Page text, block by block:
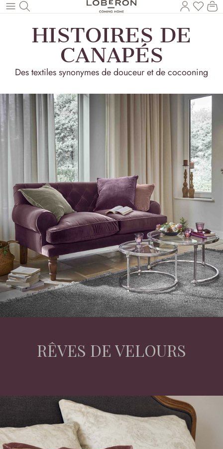
Revenir au contenu principal
Vous
HISTOIRES DE
CANAPÉS
Des textiles synonymes de douceur et de cocooning
RÊVES DE VELOURS